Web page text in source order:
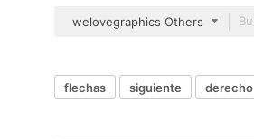
welovegraphics Others
flechas siguiente derecho